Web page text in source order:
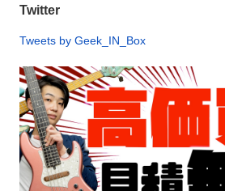
Twitter
Tweets by Geek_IN_Box